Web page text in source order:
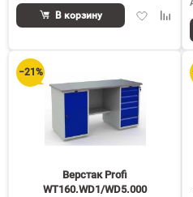
Добавить
избранное
В корзину
−21%
Верстак Profi
WT160.WD1/WD5.000